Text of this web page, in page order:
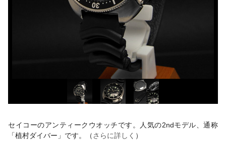
セイコーのアンティークウオッチです。人気の2ndモデル、通称
「植村ダイバー」です。（ さらに詳しく ）